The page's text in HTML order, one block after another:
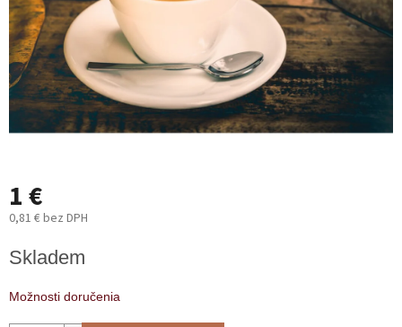
1 €
0,81 € bez DPH
cena:
Skladem
Možnosti doručenia